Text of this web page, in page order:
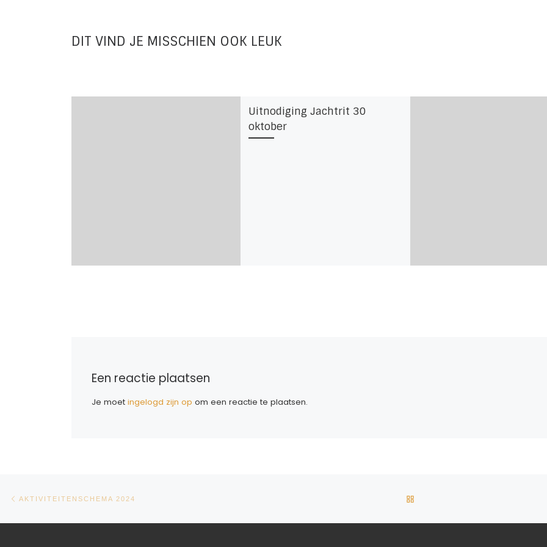
DIT VIND JE MISSCHIEN OOK LEUK
Uitnodiging Jachtrit 30
oktober
Een reactie plaatsen
Je moet ingelogd zijn op om een reactie te plaatsen.
Bericht navigatie
AKTIVITEITENSCHEMA 2024